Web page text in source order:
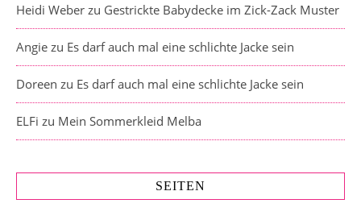
Heidi Weber zu Gestrickte Babydecke im Zick-Zack Muster
Angie zu Es darf auch mal eine schlichte Jacke sein
Doreen zu Es darf auch mal eine schlichte Jacke sein
ELFi zu Mein Sommerkleid Melba
SEITEN